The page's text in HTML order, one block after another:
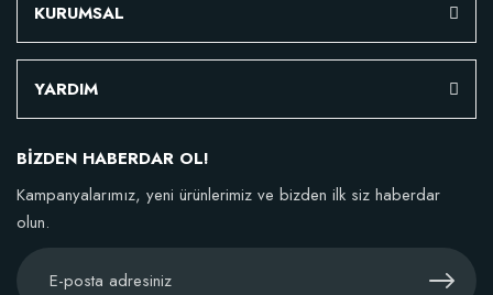
KURUMSAL
YARDIM
BİZDEN HABERDAR OL!
Kampanyalarımız, yeni ürünlerimiz ve bizden ilk siz haberdar
olun.